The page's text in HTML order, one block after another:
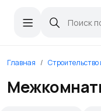
Главная